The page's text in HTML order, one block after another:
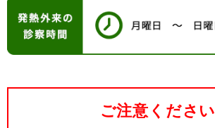
ご注意ください